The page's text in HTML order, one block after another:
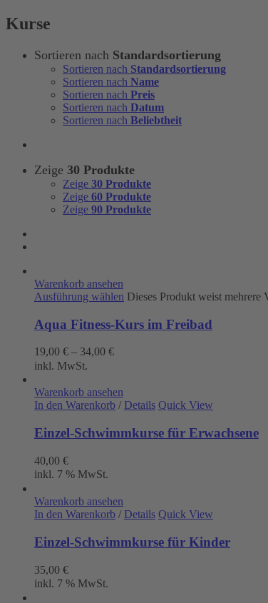
Kurse
Sortieren nach Standardsortierung
Sortieren nach Standardsortierung
Sortieren nach Name
Sortieren nach Preis
Sortieren nach Datum
Sortieren nach Beliebtheit
Zeige 30 Produkte
Zeige 30 Produkte
Zeige 60 Produkte
Zeige 90 Produkte
Warenkorb ansehen
Ausführung wählen Dieses Produkt weist mehrere
Aqua Fitness-Kurs im Freibad
19,00 € – 34,00 €
inkl. MwSt.
Warenkorb ansehen
In den Warenkorb / Details Quick View
Einzel-Schwimmkurse für Erwachsene
40,00 €
inkl. 7 % MwSt.
Warenkorb ansehen
In den Warenkorb / Details Quick View
Einzel-Schwimmkurse für Kinder
35,00 €
inkl. 7 % MwSt.